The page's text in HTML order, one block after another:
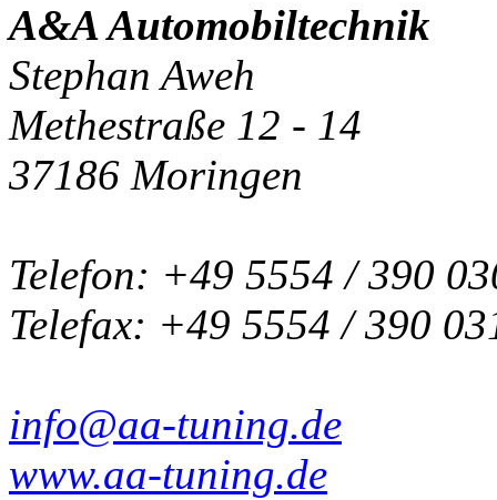
A&A Automobiltechnik
Stephan Aweh
Methestraße 12 - 14
37186 Moringen
Telefon: +49 5554 / 390
Telefax: +49 5554 / 390
info@aa-tuning.de
www.aa-tuning.de